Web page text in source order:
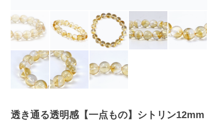
透き通る透明感【一点もの】シトリン12mm